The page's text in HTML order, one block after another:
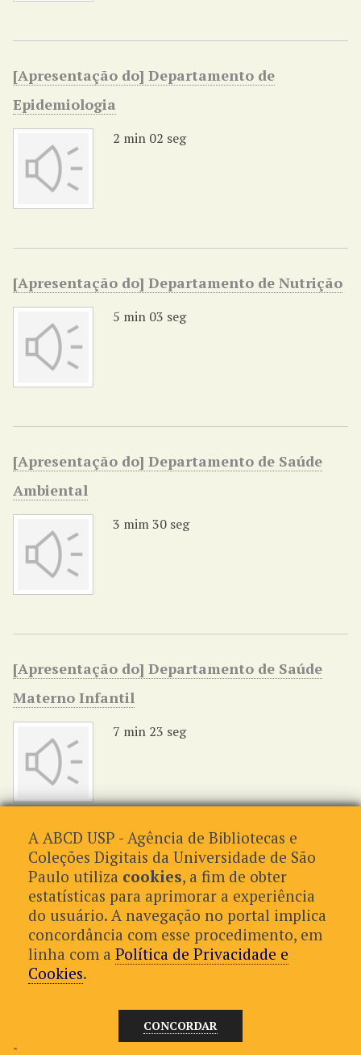
[Apresentação do] Departamento de
Epidemiologia
2 min 02 seg
[Apresentação do] Departamento de Nutrição
5 min 03 seg
[Apresentação do] Departamento de Saúde
Ambiental
3 mim 30 seg
[Apresentação do] Departamento de Saúde
Materno Infantil
7 min 23 seg
de 68
Formatos de Saída
atom,csv,dcmes-xml,json,omeka-json,omeka-xml,rss2
Omeka.
A ABCD USP - Agência de Bibliotecas e
Coleções Digitais da Universidade de São
Paulo utiliza cookies, a fim de obter
estatísticas para aprimorar a experiência
do usuário. A navegação no portal implica
concordância com esse procedimento, em
linha com aPolítica de Privacidade e
Cookies.
CONCORDAR